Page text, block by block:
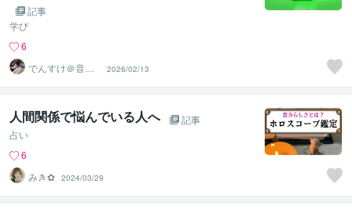
記事
学び
6
でんすけ＠音声
メディアプロデ
ューサー
2026/02/13
人間関係で悩んでいる人へ
記事
占い
6
みき✿ 2024/03/29